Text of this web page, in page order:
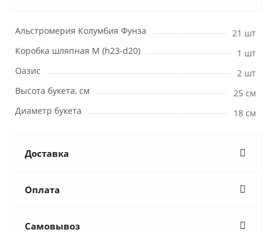
Альстромерия Колумбия Фунза
21 шт
Коробка шляпная M (h23-d20)
1 шт
Оазис
2 шт
Высота букета, см
25 см
Диаметр букета
18 см
Доставка
Оплата
Самовывоз